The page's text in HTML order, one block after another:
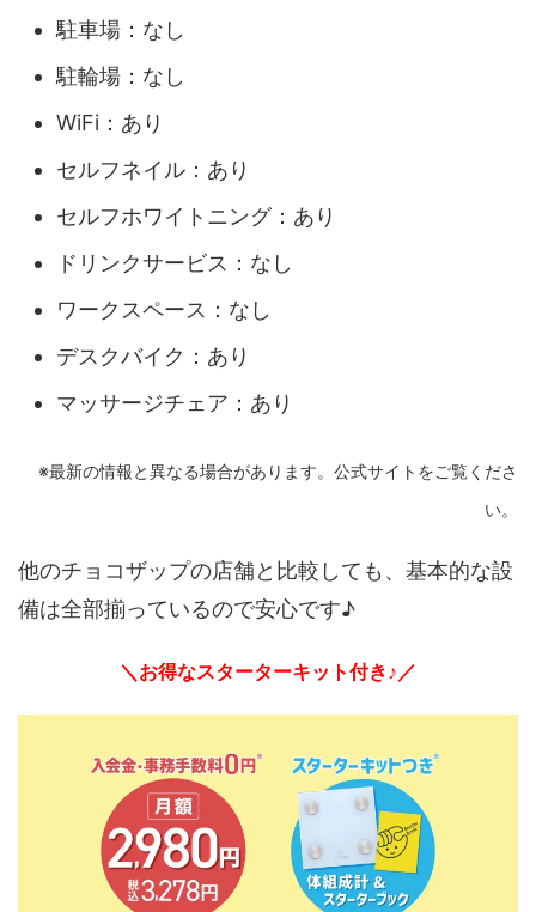
駐車場：なし
駐輪場：なし
WiFi：あり
セルフネイル：あり
セルフホワイトニング：あり
ドリンクサービス：なし
ワークスペース：なし
デスクバイク：あり
マッサージチェア：あり
※最新の情報と異なる場合があります。公式サイトをご覧くださ
い。
他のチョコザップの店舗と比較しても、基本的な設
備は全部揃っているので安心です♪
＼お得なスターターキット付き♪／